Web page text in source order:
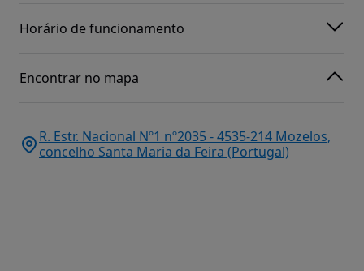
Horário de funcionamento
Encontrar no mapa
R. Estr. Nacional Nº1 nº2035 - 4535-214 Mozelos,
concelho Santa Maria da Feira (Portugal)